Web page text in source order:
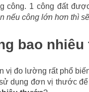
công. 1 công đất
nếu công lớn hơn thì
bao
vị đo lường rất phổ
dụng đơn vị thước